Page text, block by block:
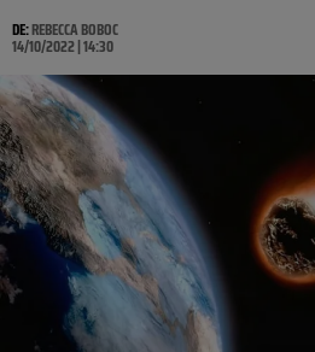
DE:REBECCA BOBOC
14/10/2022 | 14:30